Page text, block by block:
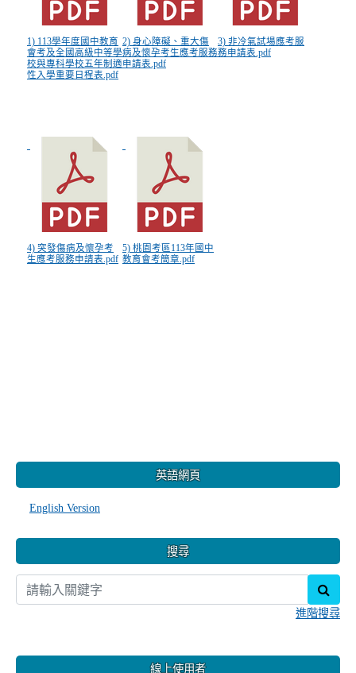
1) 113學年度國中教育
會考及全國高級中等學
校與專科學校五年制適
性入學重要日程表.pdf
2) 身心障礙、重大傷
病及懷孕考生應考服務
申請表.pdf
3) 非冷氣試場應考服
務申請表.pdf
4) 突發傷病及懷孕考
生應考服務申請表.pdf
5) 桃園考區113年國中
教育會考簡章.pdf
英語網頁
English Version
搜尋
進階搜尋
線上使用者